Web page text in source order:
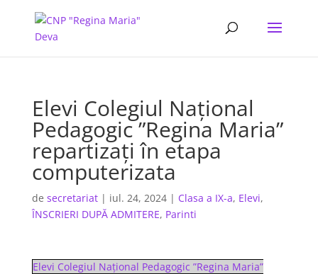
Elevi Colegiul Național
Pedagogic ”Regina Maria”
repartizați în etapa
computerizata
de secretariat| iul. 24, 2024| Clasa a IX-a, Elevi,
ÎNSCRIERI DUPĂ ADMITERE, Parinti
Elevi Colegiul Național Pedagogic ”Regina Maria”